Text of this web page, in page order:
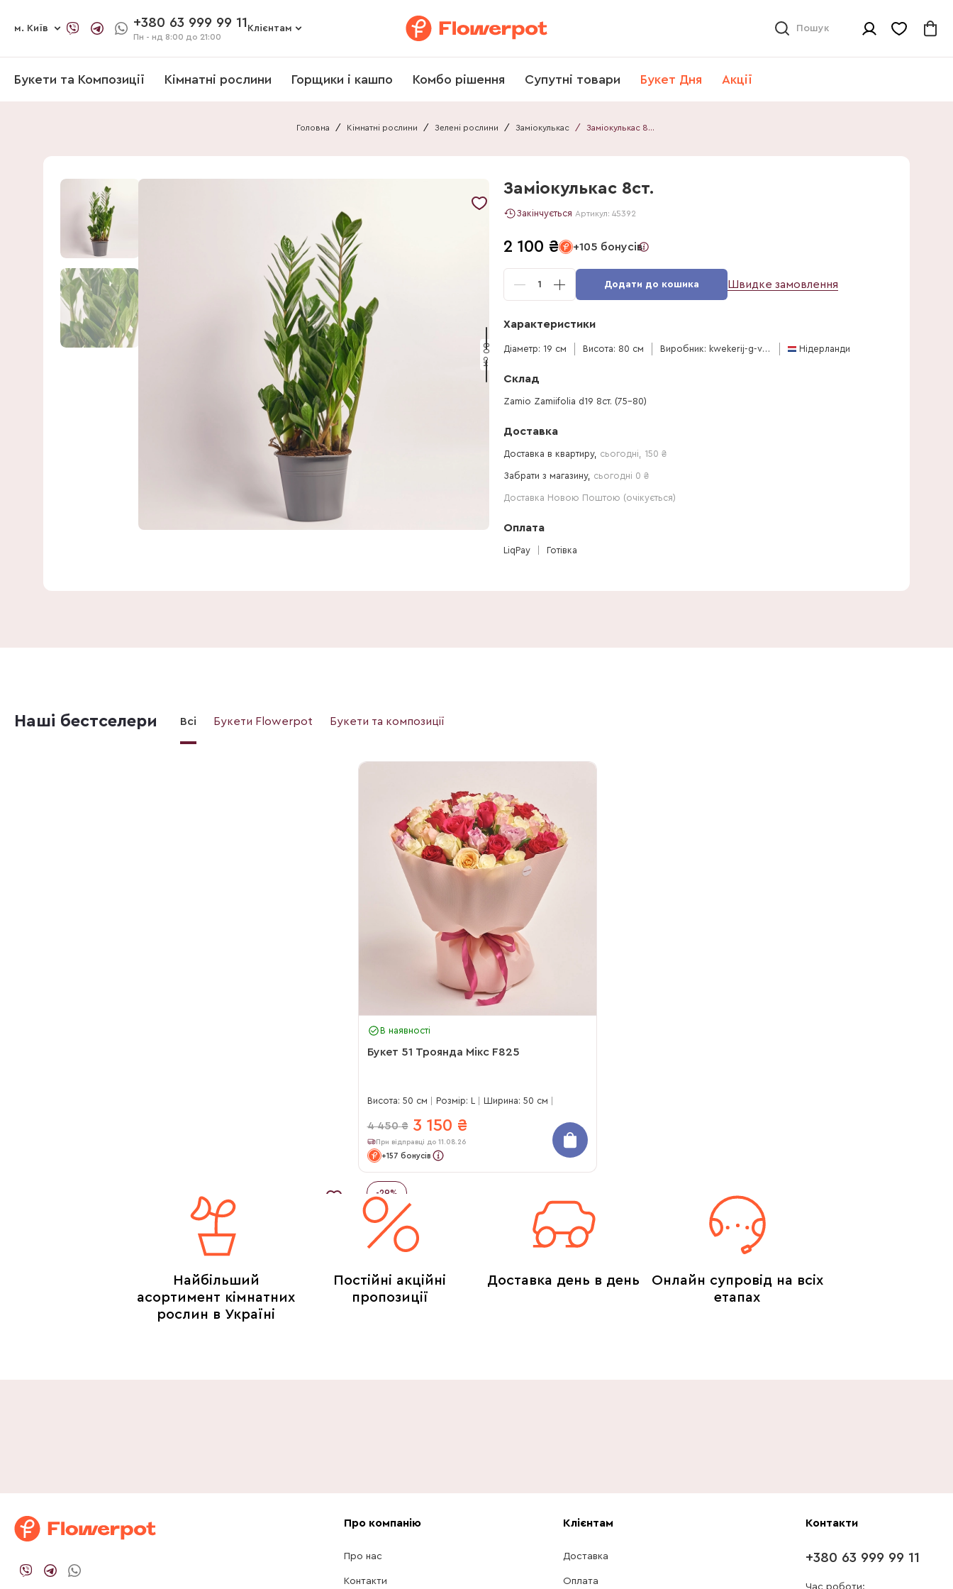
м. Київ +380 63 999 99 11
Пн - нд 8:00 до 21:00
Клієнтам Пошук
Букети та Композиції Кімнатні рослини Горщики і кашпо Комбо рішення Супутні товари Букет Дня Акції
Головна / Кімнатні рослини / Зелені рослини / Заміокулькас / Заміокулькас 8ст.
80 см 80 см
Заміокулькас 8ст.
Закінчується Артикул: 45392
2 100 ₴ +105 бонусів
1 Додати до кошика Швидке замовлення
Характеристики
Діаметр: 19 см Висота: 80 см Виробник: kwekerij-g-verkade-bv Нідерланди
Склад
Zamio Zamiifolia d19 8ст. (75-80)
Доставка
Доставка в квартиру, сьогодні 150 ₴
Забрати з магазину, сьогодні 0 ₴
Доставка Новою Поштою (очікується)
Оплата
LiqPay Готівка
Наші бестселери Всі Букети Flowerpot Букети та композиції
В наявності
Букет 51 Троянда Мікс F825
Висота: 50 см Розмір: L Ширина: 50 см
4 450 ₴ 3 150 ₴
При відправці до 11.08.26
+157 бонусів
-29%
Найбільший
асортимент кімнатних
рослин в Україні
Постійні акційні
пропозиції
Доставка день в день
Онлайн супровід на всіх
етапах
Про компанію
Про нас
Контакти
Клієнтам
Доставка
Оплата
Контакти
+380 63 999 99 11
Час роботи: